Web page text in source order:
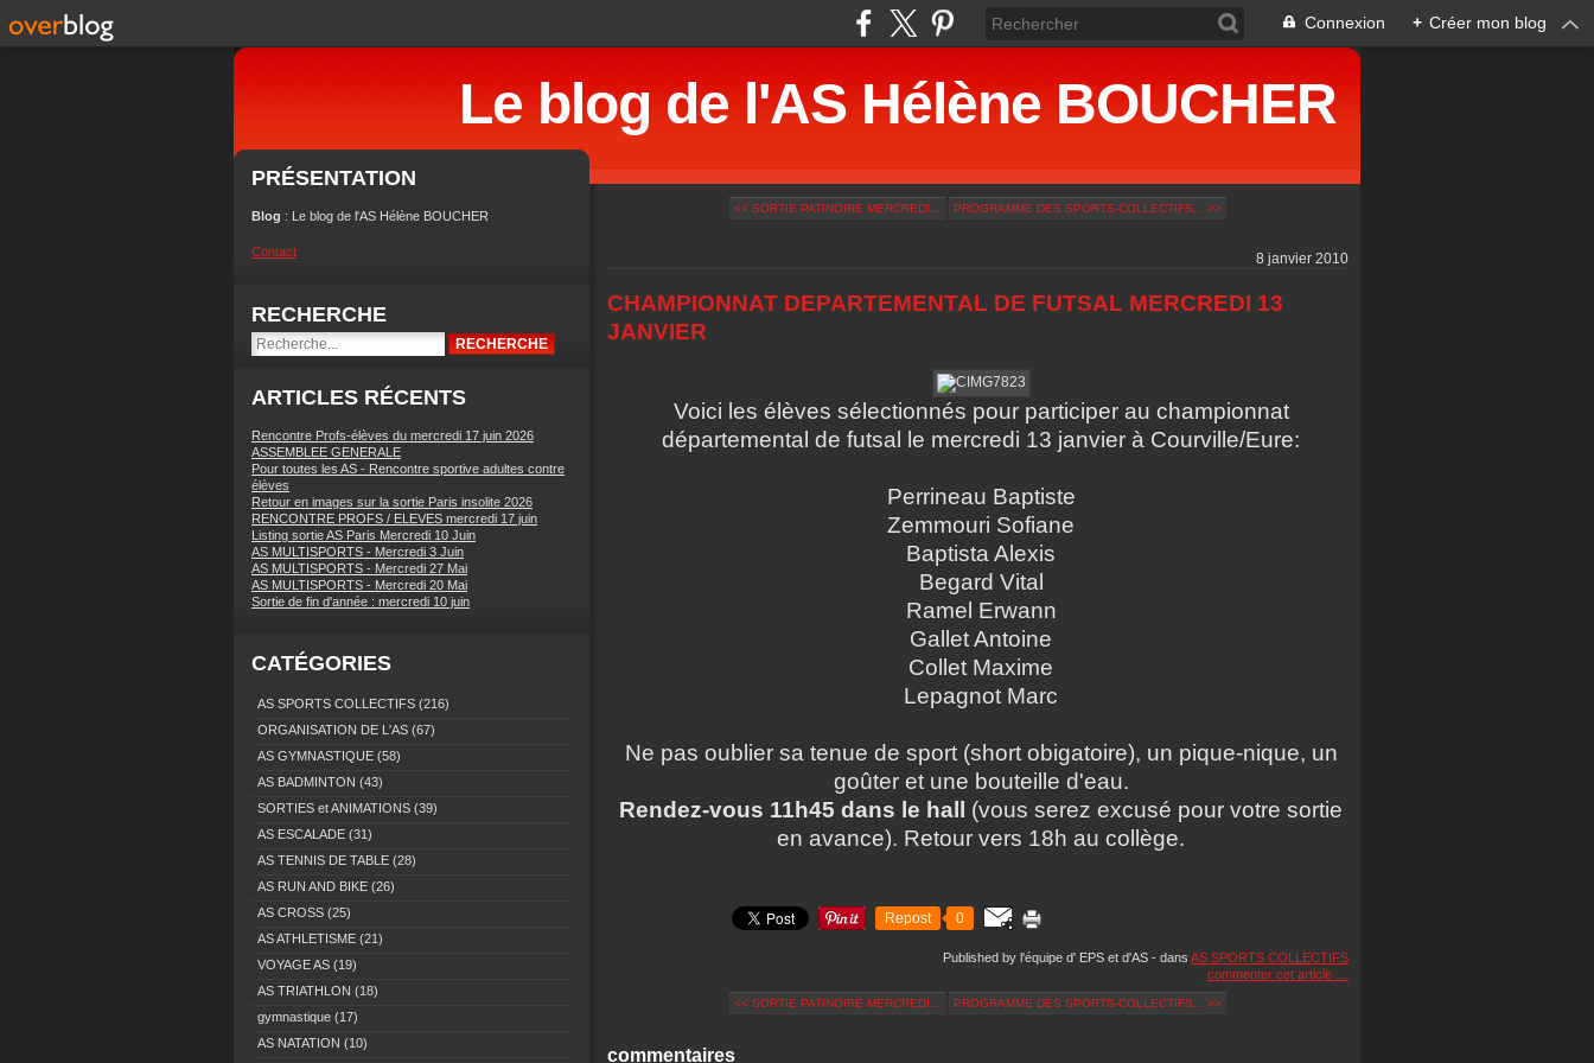
Connexion + Créer mon blog
Le blog de l'AS Hélène BOUCHER
PRÉSENTATION
Blog : Le blog de l'AS Hélène BOUCHER
Contact
RECHERCHE
ARTICLES RÉCENTS
Rencontre Profs-élèves du mercredi 17 juin 2026
ASSEMBLEE GENERALE
Pour toutes les AS - Rencontre sportive adultes contre
élèves
Retour en images sur la sortie Paris insolite 2026
RENCONTRE PROFS / ELEVES mercredi 17 juin
Listing sortie AS Paris Mercredi 10 Juin
AS MULTISPORTS - Mercredi 3 Juin
AS MULTISPORTS - Mercredi 27 Mai
AS MULTISPORTS - Mercredi 20 Mai
Sortie de fin d'année : mercredi 10 juin
CATÉGORIES
AS SPORTS COLLECTIFS (216)
ORGANISATION DE L'AS (67)
AS GYMNASTIQUE (58)
AS BADMINTON (43)
SORTIES et ANIMATIONS (39)
AS ESCALADE (31)
AS TENNIS DE TABLE (28)
AS RUN AND BIKE (26)
AS CROSS (25)
AS ATHLETISME (21)
VOYAGE AS (19)
AS TRIATHLON (18)
gymnastique (17)
AS NATATION (10)
<< SORTIE PATINOIRE MERCREDI... PROGRAMME DES SPORTS-COLLECTIFS... >>
8 janvier 2010
CHAMPIONNAT DEPARTEMENTAL DE FUTSAL MERCREDI 13
JANVIER
Voici les élèves sélectionnés pour participer au championnat
départemental de futsal le mercredi 13 janvier à Courville/Eure:
Perrineau Baptiste
Zemmouri Sofiane
Baptista Alexis
Begard Vital
Ramel Erwann
Gallet Antoine
Collet Maxime
Lepagnot Marc
Ne pas oublier sa tenue de sport (short obigatoire), un pique-nique, un
goûter et une bouteille d'eau.
Rendez-vous 11h45 dans le hall
(vous serez excusé pour votre sortie
en avance). Retour vers 18h au collège.
Repost 0
Published by l'équipe d' EPS et d'AS - dans AS SPORTS COLLECTIFS
commenter cet article
<< SORTIE PATINOIRE MERCREDI... PROGRAMME DES SPORTS-COLLECTIFS... >>
commentaires